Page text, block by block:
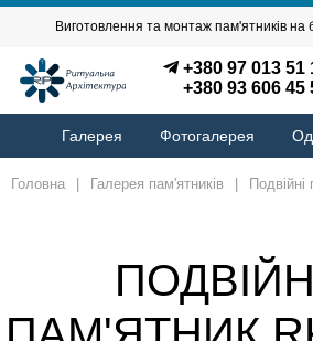
Виготовлення та монтаж пам'ятників на
+380 97 013 51
+380 93 606 45
Галерея Фотогалерея
Головна Галерея пам'ятників